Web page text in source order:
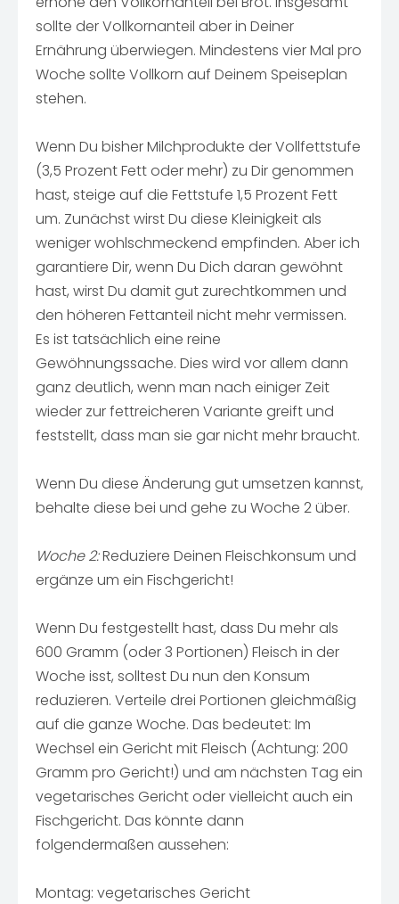
sollte der Vollkornanteil aber in Deiner
Ernährung überwiegen. Mindestens vier Mal pro
Woche sollte Vollkorn auf Deinem Speiseplan
stehen.
Wenn Du bisher Milchprodukte der Vollfettstufe
(3,5 Prozent Fett oder mehr) zu Dir genommen
hast, steige auf die Fettstufe 1,5 Prozent Fett
um. Zunächst wirst Du diese Kleinigkeit als
weniger wohlschmeckend empfinden. Aber ich
garantiere Dir, wenn Du Dich daran gewöhnt
hast, wirst Du damit gut zurechtkommen und
den höheren Fettanteil nicht mehr vermissen.
Es ist tatsächlich eine reine
Gewöhnungssache. Dies wird vor allem dann
ganz deutlich, wenn man nach einiger Zeit
wieder zur fettreicheren Variante greift und
feststellt, dass man sie gar nicht mehr braucht.
Wenn Du diese Änderung gut umsetzen kannst,
behalte diese bei und gehe zu Woche 2 über.
Woche 2:Reduziere Deinen Fleischkonsum und
ergänze um ein Fischgericht!
Wenn Du festgestellt hast, dass Du mehr als
600 Gramm (oder 3 Portionen) Fleisch in der
Woche isst, solltest Du nun den Konsum
reduzieren. Verteile drei Portionen gleichmäßig
auf die ganze Woche. Das bedeutet: Im
Wechsel ein Gericht mit Fleisch (Achtung: 200
Gramm pro Gericht!) und am nächsten Tag ein
vegetarisches Gericht oder vielleicht auch ein
Fischgericht. Das könnte dann
folgendermaßen aussehen:
Montag: vegetarisches Gericht